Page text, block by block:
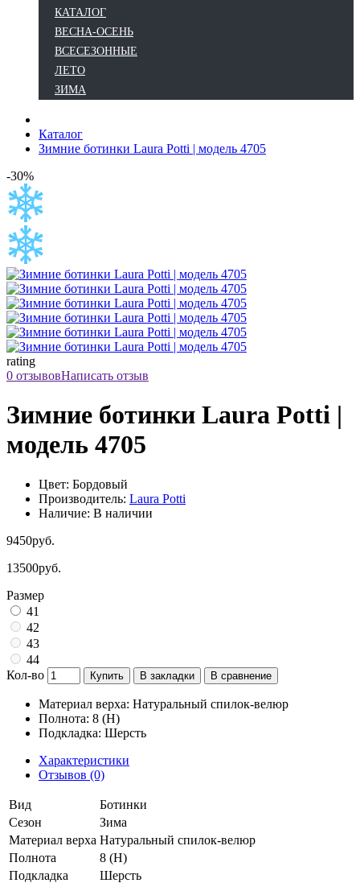
КАТАЛОГ
ВЕСНА-ОСЕНЬ
ВСЕСЕЗОННЫЕ
ЛЕТО
ЗИМА
Каталог
Зимние ботинки Laura Potti | модель 4705
-30%
rating
0 отзывовНаписать отзыв
Зимние ботинки Laura Potti |
модель 4705
Цвет: Бордовый
Производитель: Laura Potti
Наличие: В наличии
9450руб.
13500руб.
Размер
41
42
43
44
Кол-во
Купить В закладки В сравнение
Материал верха: Натуральный спилок-велюр
Полнота: 8 (H)
Подкладка: Шерсть
Характеристики
Отзывов (0)
Вид
Ботинки
Сезон
Зима
Материал верха Натуральный спилок-велюр
Полнота
8 (H)
Подкладка
Шерсть